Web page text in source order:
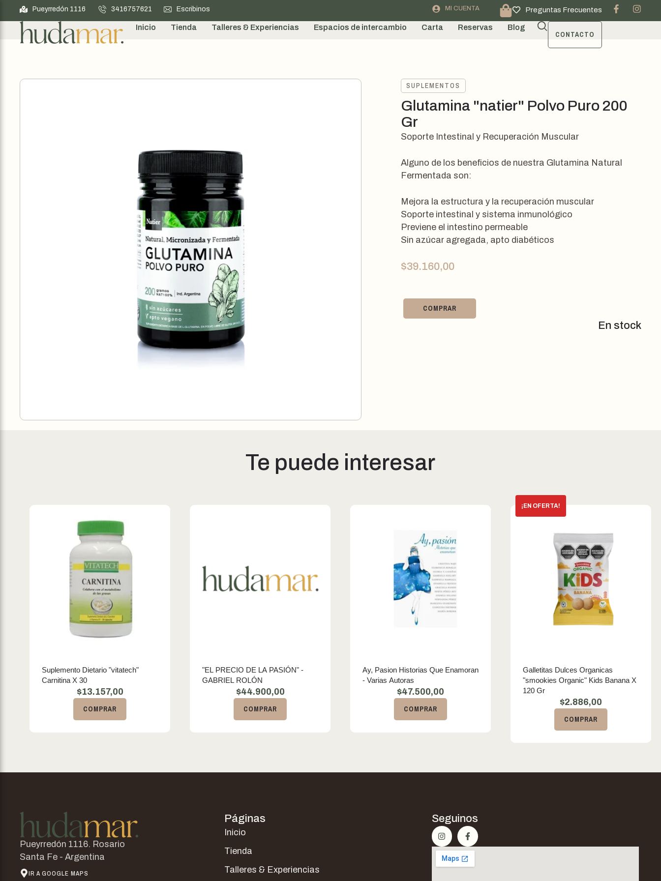
Pueyrredón 1116 3416757621 Escribinos MI CUENTA Preguntas Frecuentes
Inicio Tienda Talleres & Experiencias Espacios de intercambio Carta Reservas Blog
CONTACTO
SUPLEMENTOS
Glutamina "natier" Polvo Puro 200
Gr
Soporte Intestinal y Recuperación Muscular
Alguno de los beneficios de nuestra Glutamina Natural
Fermentada son:
Mejora la estructura y la recuperación muscular
Soporte intestinal y sistema inmunológico
Previene el intestino permeable
Sin azúcar agregada, apto diabéticos
$39.160,00
COMPRAR
En stock
Te puede interesar
Suplemento Dietario "vitatech"
Carnitina X 30
$13.157,00
COMPRAR
"EL PRECIO DE LA PASIÓN" -
GABRIEL ROLÓN
$44.900,00
COMPRAR
Ay, Pasion Historias Que Enamoran
- Varias Autoras
$47.500,00
COMPRAR
Galletitas Dulces Organicas
"smookies Organic" Kids Banana X
120 Gr
$2.886,00
COMPRAR
Pueyrredón 1116. Rosario
Santa Fe - Argentina
IR A GOOGLE MAPS
Páginas
Inicio
Tienda
Talleres & Experiencias
Seguinos